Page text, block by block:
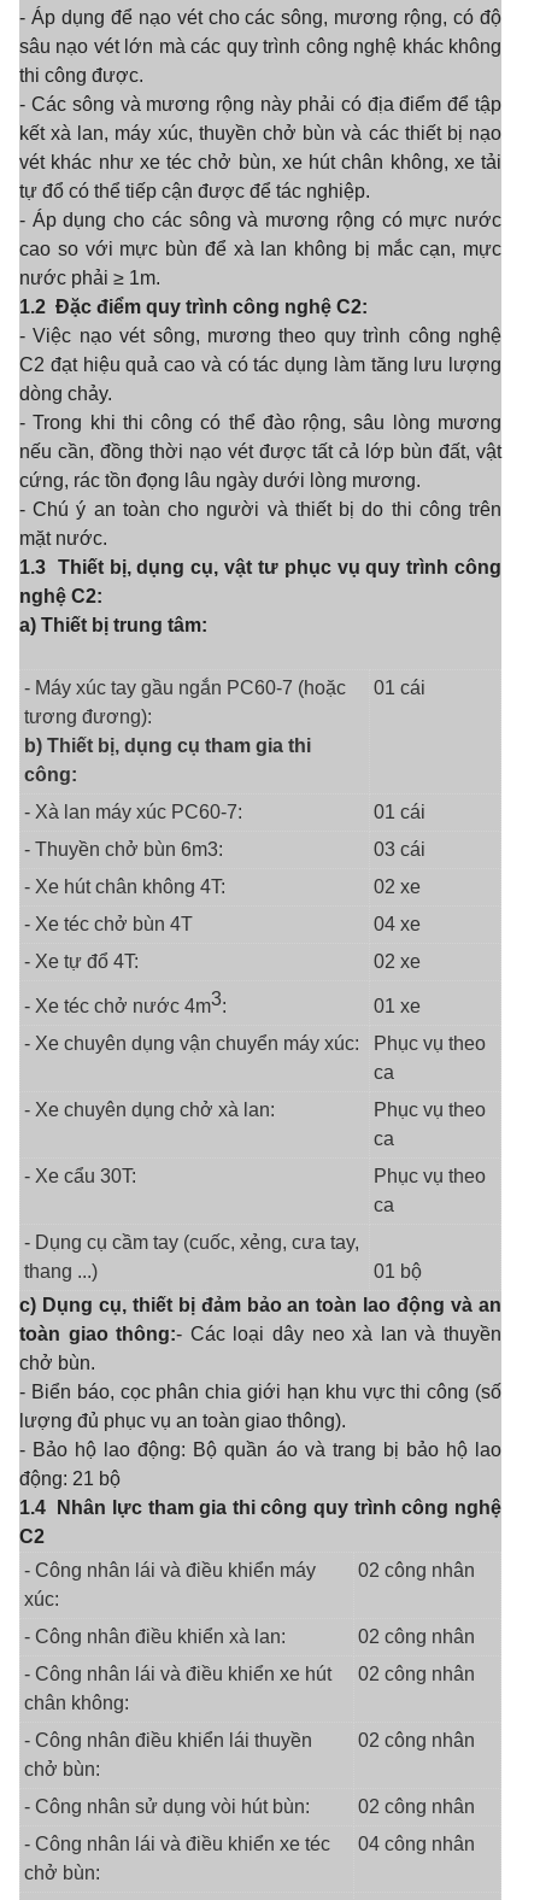
- Áp dụng để nạo vét cho các sông, mương rộng, có độ
sâu nạo vét lớn mà các quy trình công nghệ khác không
thi công được.
- Các sông và mương rộng này phải có địa điểm để tập
kết xà lan, máy xúc, thuyền chở bùn và các thiết bị nạo
vét khác như xe téc chở bùn, xe hút chân không, xe tải
tự đổ có thể tiếp cận được để tác nghiệp.
- Áp dụng cho các sông và mương rộng có mực nước
cao so với mực bùn để xà lan không bị mắc cạn, mực
nước phải ≥ 1m.
1.2 Đặc điểm quy trình công nghệ C2:
- Việc nạo vét sông, mương theo quy trình công nghệ
C2 đạt hiệu quả cao và có tác dụng làm tăng lưu lượng
dòng chảy.
- Trong khi thi công có thể đào rộng, sâu lòng mương
nếu cần, đồng thời nạo vét được tất cả lớp bùn đất, vật
cứng, rác tồn đọng lâu ngày dưới lòng mương.
- Chú ý an toàn cho người và thiết bị do thi công trên
mặt nước.
1.3 Thiết bị, dụng cụ, vật tư phục vụ quy trình công
nghệ C2:
a) Thiết bị trung tâm:
- Máy xúc tay gầu ngắn PC60-7 (hoặc
tương đương):
b) Thiết bị, dụng cụ tham gia thi
công:
01 cái
- Xà lan máy xúc PC60-7:
01 cái
- Thuyền chở bùn 6m3:
03 cái
- Xe hút chân không 4T:
02 xe
- Xe téc chở bùn 4T
04 xe
- Xe tự đổ 4T:
02 xe
- Xe téc chở nước 4m3:
01 xe
- Xe chuyên dụng vận chuyển máy xúc:
Phục vụ theo
ca
- Xe chuyên dụng chở xà lan:
Phục vụ theo
ca
- Xe cẩu 30T:
Phục vụ theo
ca
- Dụng cụ cầm tay (cuốc, xẻng, cưa tay,
thang ...)
01 bộ
c) Dụng cụ, thiết bị đảm bảo an toàn lao động và an
toàn giao thông:- Các loại dây neo xà lan và thuyền
chở bùn.
- Biển báo, cọc phân chia giới hạn khu vực thi công (số
lượng đủ phục vụ an toàn giao thông).
- Bảo hộ lao động: Bộ quần áo và trang bị bảo hộ lao
động: 21 bộ
1.4
Nhân
ực tham gia thi công quy trình công nghệ
C2
- Công nhân lái và điều khiển máy
xúc:
02 công nhân
- Công nhân điều khiển xà lan:
02 công nhân
- Công nhân lái và điều khiển xe hút
chân không:
02 công nhân
- Công nhân điều khiển lái thuyền
chở bùn:
02 công nhân
- Công nhân sử dụng vòi hút bùn:
02 công nhân
- Công nhân lái và điều khiển xe téc
chở bùn:
04 công nhân